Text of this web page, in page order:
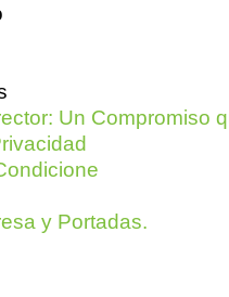
Un Compromiso
y Portadas.